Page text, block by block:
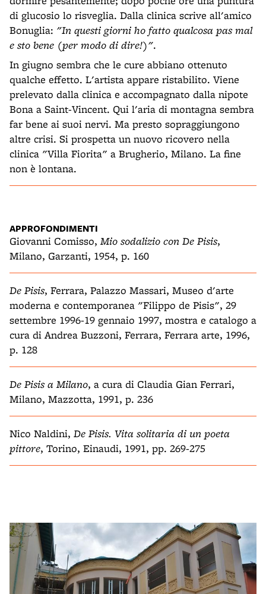
di glucosio lo risveglia. Dalla clinica scrive all'amico
Bonuglia: "In questi giorni ho fatto qualcosa pas mal
e sto bene (per modo di dire!)".
In giugno sembra che le cure abbiano ottenuto
qualche effetto. L'artista appare ristabilito. Viene
prelevato dalla clinica e accompagnato dalla nipote
Bona a Saint-Vincent. Qui l'aria di montagna sembra
far bene ai suoi nervi. Ma presto sopraggiungono
altre crisi. Si prospetta un nuovo ricovero nella
clinica "Villa Fiorita" a Brugherio, Milano. La fine
non è lontana.
APPROFONDIMENTI
Giovanni Comisso, Mio sodalizio con De Pisis,
Milano, Garzanti, 1954, p. 160
De Pisis, Ferrara, Palazzo Massari, Museo d'arte
moderna e contemporanea "Filippo de Pisis", 29
settembre 1996-19 gennaio 1997, mostra e catalogo a
cura di Andrea Buzzoni, Ferrara, Ferrara arte, 1996,
p. 128
De Pisis a Milano, a cura di Claudia Gian Ferrari,
Milano, Mazzotta, 1991, p. 236
Nico Naldini, De Pisis. Vita solitaria di un poeta
pittore, Torino, Einaudi, 1991, pp. 269-275